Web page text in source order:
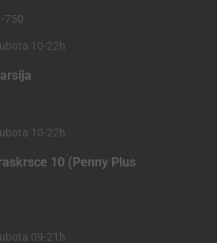
750
10-22h
10-22h
10 (Penny Plus
09-21h